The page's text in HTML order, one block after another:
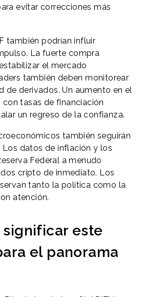
evitar correcciones más
también podrían influir
La fuerte compra
el mercado
también deben monitorear
de derivados. Un aumento en el
tasas de financiación
un regreso de la confianza.
también seguirán
datos de inflación y los
Federal a menudo
cripto de inmediato. Los
tanto la política como la
atención.
significar este
el panorama